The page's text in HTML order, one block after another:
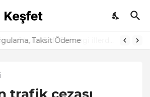
Taksit Ödeme